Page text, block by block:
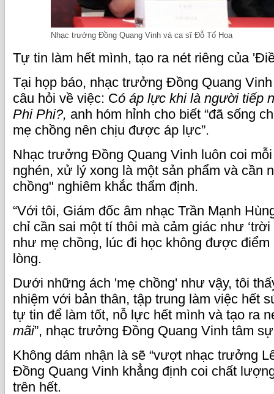
Nhạc trưởng Đồng Quang Vinh và ca sĩ Đỗ Tố Hoa
Tự tin làm hết mình, tạo ra nét riêng của
Tại họp báo, nhạc trưởng Đồng Quang
câu hỏi về việc: Có áp lực khi là người tiếp
Phi Phi?, anh hóm hỉnh cho biết “đã sống
mẹ chồng nên chịu được áp lực”.
Nhạc trưởng Đồng Quang Vinh luôn coi
nghén, xử lý xong là một sản phẩm và cần
chồng" nghiêm khắc thẩm định.
“Với tôi, Giám đốc âm nhạc Trần Mạnh
chỉ cần sai một tí thôi mà cảm giác như ‘trời
như mẹ chồng, lúc đi học không được
lòng.
Dưới những ách 'mẹ chồng' như vậy, tôi
nhiệm với bản thân, tập trung làm việc hết
tự tin để làm tốt, nỗ lực hết mình và tạo ra
mãi”, nhạc trưởng Đồng Quang Vinh tâm
Không dám nhận là sẽ “vượt nhạc trưởng
Đồng Quang Vinh khẳng định coi chất
trên hết.